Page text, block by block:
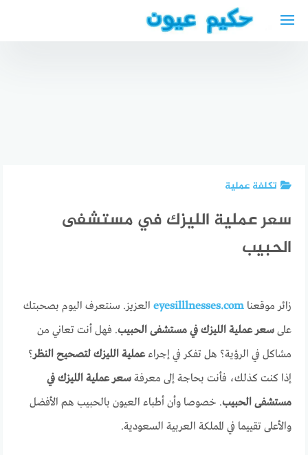
تكلفة عملية
سعر عملية الليزك في مستشفى
الحبيب
زائر موقعناeyesilllnesses.com العزيز. سنتعرف اليوم بصحبتك
علىسعر عملية الليزك في مستشفى الحبيب. فهل أنت تعاني من
مشاكل في الرؤية؟ هل تفكر في إجراءعملية الليزك لتصحيح النظر؟
إذا كنت كذلك، فأنت بحاجة إلى معرفةسعر عملية الليزك في
مستشفى الحبيب. خصوصا وأن أطباء العيون بالحبيب هم الأفضل
والأعلى تقييما في المملكة العربية السعودية.